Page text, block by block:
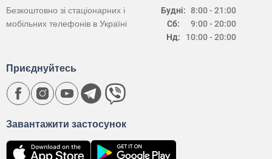
Будні:
Сб:
Нд:
8:00 - 21:00
9:00 - 20:00
10:00 - 20:00
Безкоштовно зі стаціонарних і
мобільних телефонів в Україні
Завантажити застосунок
Приєднуйтесь